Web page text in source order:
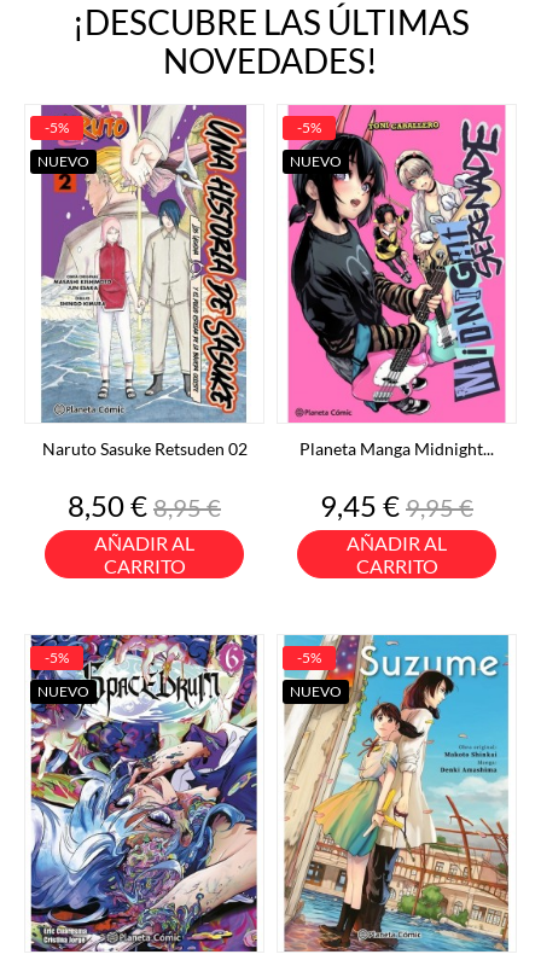
¡DESCUBRE LAS ÚLTIMAS
NOVEDADES!
Naruto Sasuke Retsuden 02
Precio
8,50 €Precio
base
8,95 €
AÑADIR AL
CARRITO
-5%
NUEVO
Planeta Manga Midnight...
Precio
9,45 €Precio
base
9,95 €
AÑADIR AL
CARRITO
-5%
NUEVO
-5%
NUEVO
-5%
NUEVO